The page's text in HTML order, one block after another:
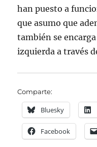
han puesto a
que asumo que
también se
izquierda a través
Comparte:
Bluesky
Facebook